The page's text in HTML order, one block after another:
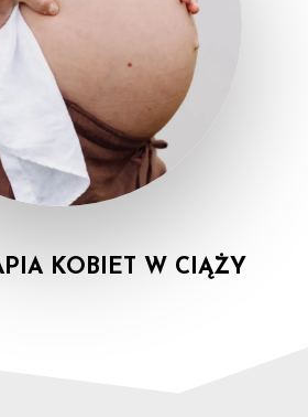
KOBIET W CIĄŻY